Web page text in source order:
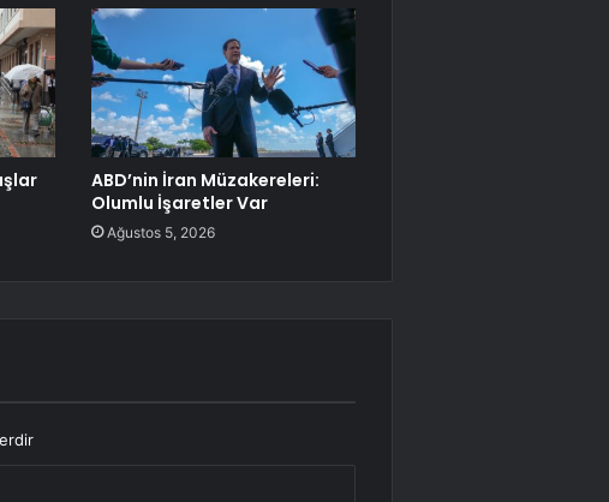
ABD’nin İran Müzakereleri:
Olumlu İşaretler Var
Ağustos 5, 2026